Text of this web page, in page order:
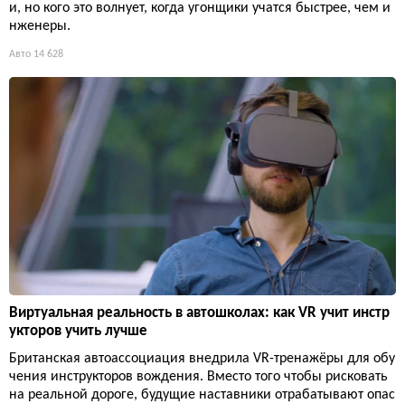
и, но кого это волнует, когда угонщики учатся быстрее, чем и
нженеры.
Авто 14 628
Виртуальная реальность в автошколах: как VR учит инстр
укторов учить лучше
Британская автоассоциация внедрила VR-тренажёры для обу
чения инструкторов вождения. Вместо того чтобы рисковать
на реальной дороге, будущие наставники отрабатывают опас